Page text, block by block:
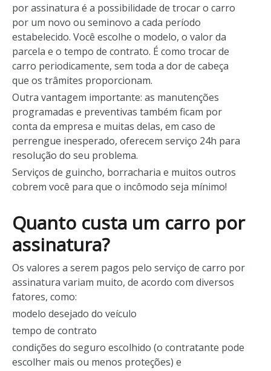
por assinatura é a possibilidade de trocar o carro
por um novo ou seminovo a cada período
estabelecido. Você escolhe o modelo, o valor da
parcela e o tempo de contrato. É como trocar de
carro periodicamente, sem toda a dor de cabeça
que os trâmites proporcionam.
Outra vantagem importante: as manutenções
programadas e preventivas também ficam por
conta da empresa e muitas delas, em caso de
perrengue inesperado, oferecem serviço 24h para
resolução do seu problema.
Serviços de guincho, borracharia e muitos outros
cobrem você para que o incômodo seja mínimo!
Quanto custa um carro por
assinatura?
Os valores a serem pagos pelo serviço de carro por
assinatura variam muito, de acordo com diversos
fatores, como:
modelo desejado do veículo
tempo de contrato
condições do seguro escolhido (o contratante pode
escolher mais ou menos proteções) e